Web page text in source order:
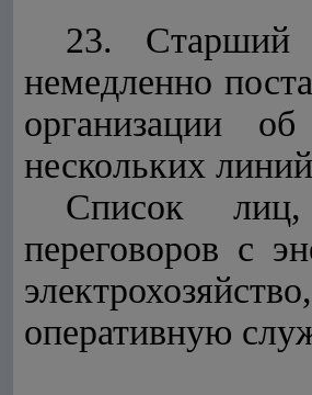
23. Старший
немедленно
организации
нескольких
Список
переговоров с
оперативную